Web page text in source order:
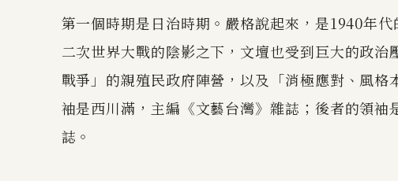
第一個時期是日治時期。嚴格說起來，是1940年
二次世界大戰的陰影之下，文壇也受到巨大的政
戰爭」的親殖民政府陣營，以及「消極應對、風
袖是西川滿，主編《文藝台灣》雜誌；後者的領袖
誌。